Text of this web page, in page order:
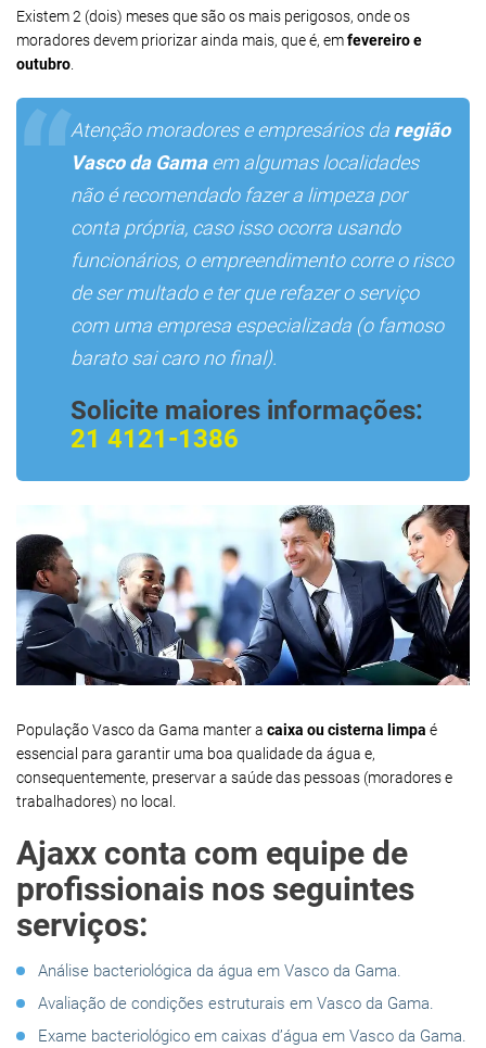
Existem 2 (dois) meses que são os mais perigosos, onde os
moradores devem priorizar ainda mais, que é, emfevereiro e
outubro
Atenção moradores e empresários da região
Vasco da Gamaem algumas localidades
não é recomendado fazer a limpeza por
conta própria, caso isso ocorra usando
funcionários, o empreendimento corre o risco
de ser multado e ter que refazer o serviço
com uma empresa especializada (o famoso
barato sai caro no final).
Solicite maiores informações:
21 4121-1386
População Vasco da Gama manter a caixa ou cisterna limpa é
essencial para garantir uma boa qualidade da água e,
consequentemente, preservar a saúde das pessoas (moradores e
trabalhadores) no local.
Ajaxx conta com equipe de
profissionais nos seguintes
serviços:
Análise bacteriológica da água em Vasco da Gama.
Avaliação de condições estruturais em Vasco da Gama.
Exame bacteriológico em caixas d’água em Vasco da Gama.